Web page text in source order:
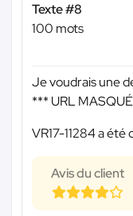
Texte #8
100 mots
Je voudrais une
*** URL
VR17-11284 a
Avis du client